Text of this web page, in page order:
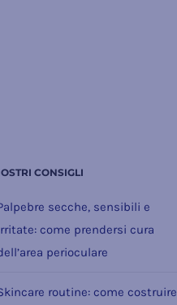
CONSIGLI
secche, sensibili e
come prendersi cura
perioculare
routine: come costruire